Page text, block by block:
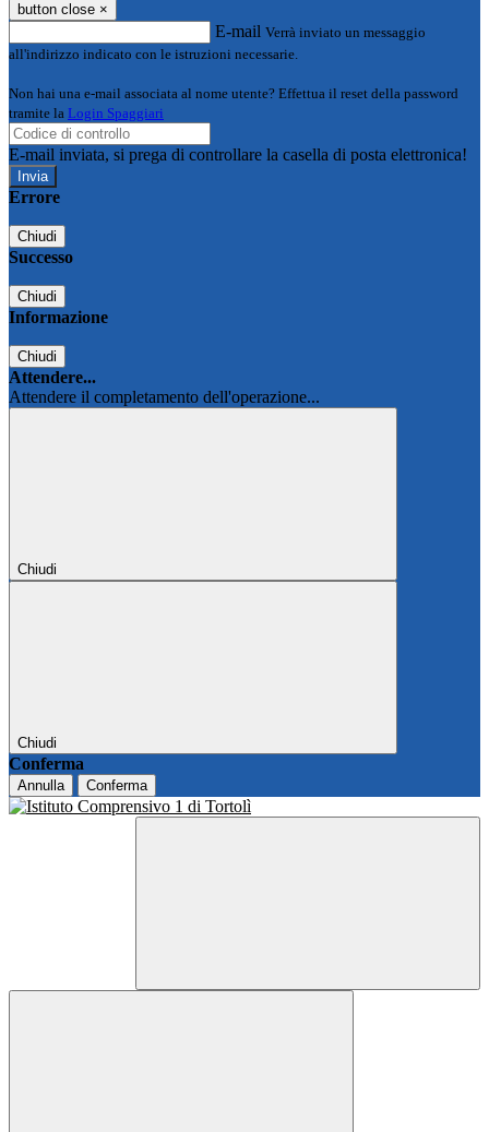
button close ×
E-mail Verrà inviato un messaggio
all'indirizzo indicato con le istruzioni necessarie.
Non hai una e-mail associata al nome utente? Effettua il reset della password
tramite la Login Spaggiari
E-mail inviata, si prega di controllare la casella di posta elettronica!
Errore
Chiudi
Successo
Chiudi
Informazione
Chiudi
Attendere...
Attendere il completamento dell'operazione...
Chiudi
Chiudi
Conferma
Annulla Conferma